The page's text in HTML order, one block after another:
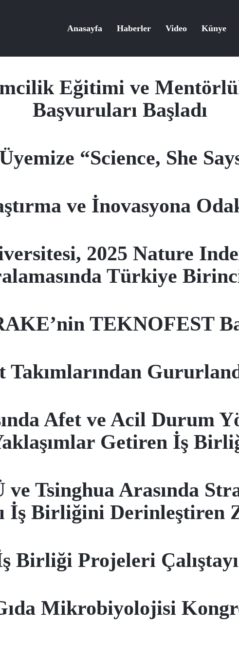
Anasayfa Haberler Video Künye
Eğitimi ve
Başvuruları Başladı
“Science, She
ve İnovasyona
2025 Nature
Türkiye
TEKNOFEST
Afet ve Acil Durum
Getiren İş
Tsinghua Arasında
İş Birliğini Derinleştiren
Birliği Projeleri
Mikrobiyolojisi